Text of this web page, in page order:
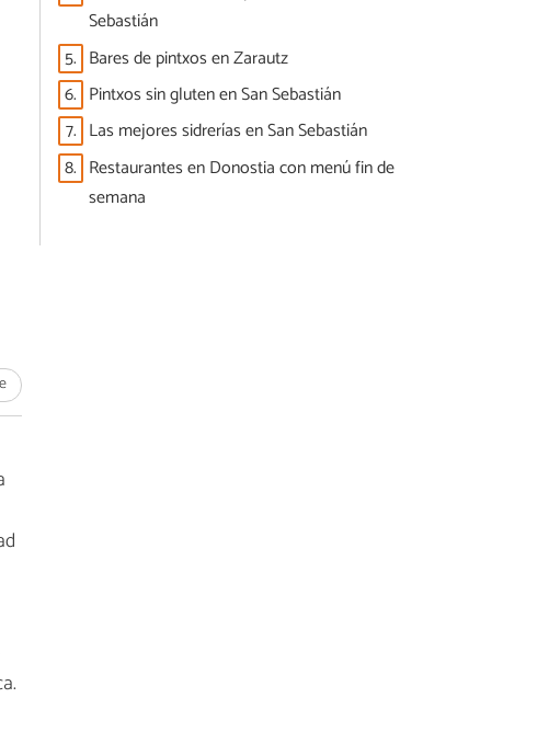
Sebastián
5. Bares de pintxos en Zarautz
6. Pintxos sin gluten en San Sebastián
7. Las mejores sidrerías en San Sebastián
8. Restaurantes en Donostia con menú fin de
semana